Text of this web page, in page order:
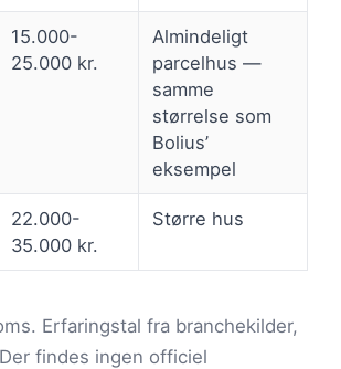
15.000-
25.000 kr.
Almindeligt
parcelhus —
samme
størrelse som
Bolius’
eksempel
22.000-
35.000 kr.
Større hus
Erfaringstal fra branchekilder,
findes ingen officiel